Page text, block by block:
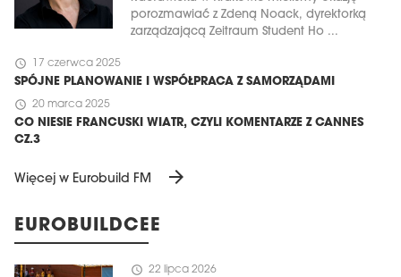
porozmawiać z Zdeną Noack, dyrektorką
zarządzającą Zeitraum Student Ho ...
schedule 17 czerwca 2025
SPÓJNE PLANOWANIE I WSPÓŁPRACA Z SAMORZĄDAMI
schedule 20 marca 2025
CO NIESIE FRANCUSKI WIATR, CZYLI KOMENTARZE Z CANNES
CZ.3
Więcej w Eurobuild FM arrow_forward
EUROBUILDCEE
schedule 22 lipca 2026